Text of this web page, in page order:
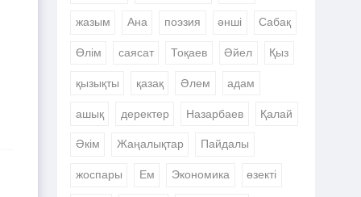
жазым Ана поэзия әнші Сабақ
Өлім саясат Тоқаев Әйел Қыз
қызықты қазақ Әлем адам
ашық деректер Назарбаев Қалай
Әкім Жаңалықтар Пайдалы
жоспары Ем Экономика өзекті